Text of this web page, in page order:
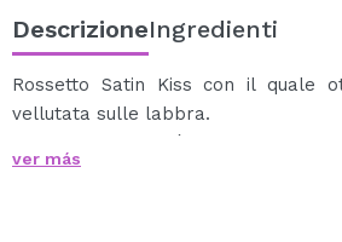
DescrizioneIngredienti
Rossetto Satin Kiss con il quale
vellutata sulle labbra.
Questo rossetto è molto
modo da ottenere una finitura
ver más